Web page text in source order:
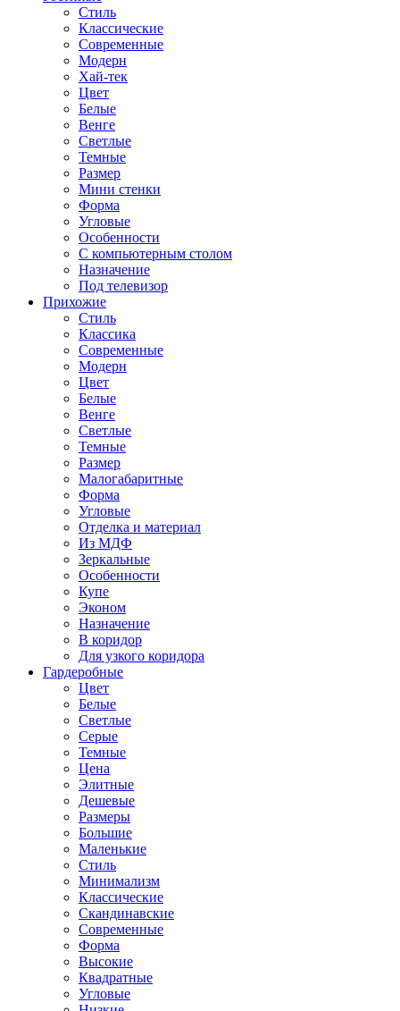
Стиль
Классические
Современные
Модерн
Хай-тек
Цвет
Белые
Венге
Светлые
Темные
Размер
Мини стенки
Форма
Угловые
Особенности
С компьютерным столом
Назначение
Под телевизор
Прихожие
Стиль
Классика
Современные
Модерн
Цвет
Белые
Венге
Светлые
Темные
Размер
Малогабаритные
Форма
Угловые
Отделка и материал
Из МДФ
Зеркальные
Особенности
Купе
Эконом
Назначение
В коридор
Для узкого коридора
Гардеробные
Цвет
Белые
Светлые
Серые
Темные
Цена
Элитные
Дешевые
Размеры
Большие
Маленькие
Стиль
Минимализм
Классические
Скандинавские
Современные
Форма
Высокие
Квадратные
Угловые